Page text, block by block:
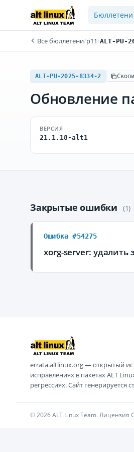
Бюллетени
Все бюллетени/p11/ALT-PU-
ALT-PU-2025-8334-2
Обновление
ВЕРСИЯ
21.1.18-alt1
Закрытые ошибки (1)
Ошибка #54275
xorg-server: удалить
errata.altlinux.org — открытый
исправлениях в пакетах ALT
регрессиях. Сайт генерируется
© 2026 ALT Linux Team. Лицензия